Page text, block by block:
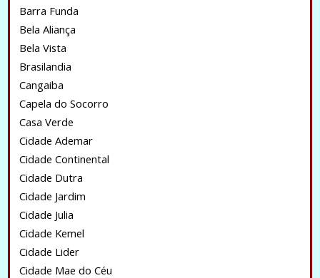
Barra Funda
Bela Aliança
Bela Vista
Brasilandia
Cangaiba
Capela do Socorro
Casa Verde
Cidade Ademar
Cidade Continental
Cidade Dutra
Cidade Jardim
Cidade Julia
Cidade Kemel
Cidade Lider
Cidade Mae do Céu